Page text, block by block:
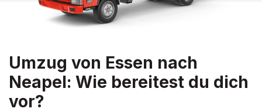
Umzug von Essen nach
Neapel: Wie bereitest du dich
vor?